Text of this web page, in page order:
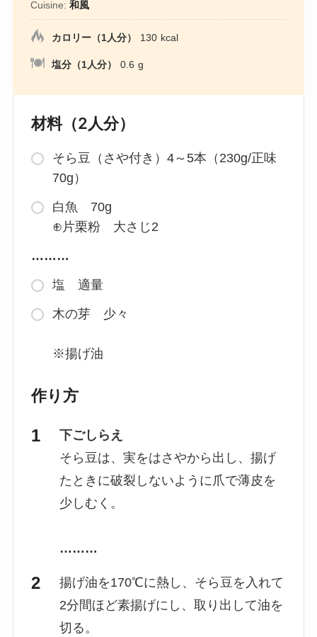
Cuisine: 和風
カロリー（1人分） 130 kcal
塩分（1人分） 0.6 g
材料（2人分）
そら豆（さや付き）4～5本（230g/正味
70g）
白魚 70g
⊕片栗粉 大さじ2
………
塩 適量
木の芽 少々
※揚げ油
作り方
下ごしらえ
そら豆は、実をはさやから出し、揚げ
たときに破裂しないように爪で薄皮を
少しむく。
………
揚げ油を170℃に熱し、そら豆を入れて
2分間ほど素揚げにし、取り出して油を
切る。